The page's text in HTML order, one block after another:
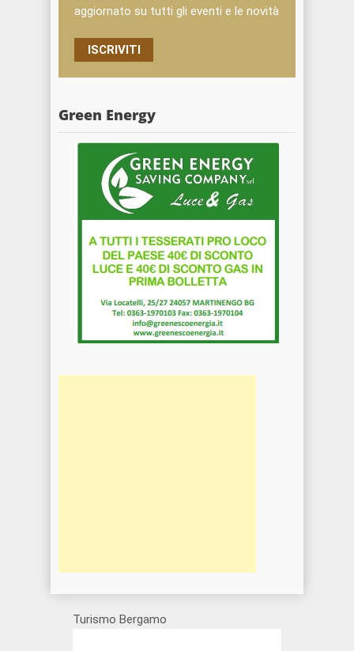
aggiornato su tutti gli eventi e le novità
ISCRIVITI
Green Energy
Turismo Bergamo